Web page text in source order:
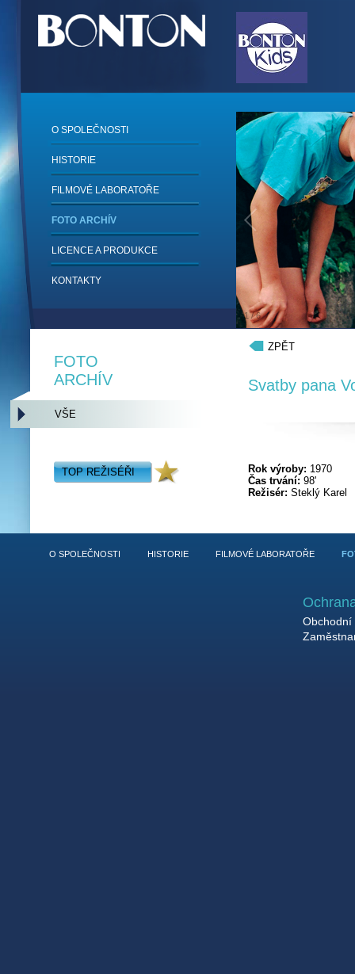
1/6
O SPOLEČNOSTI
HISTORIE
FILMOVÉ LABORATOŘE
FOTO ARCHÍV
LICENCE A PRODUKCE
KONTAKTY
ZPĚT
Svatby pana
Rok výroby: 1970
Čas trvání: 98'
Režisér: Steklý Karel
FOTO
ARCHÍV
VŠE
TOP REŽISÉŘI
O SPOLEČNOSTI HISTORIE FILMOVÉ LABORATOŘE
Obchodní